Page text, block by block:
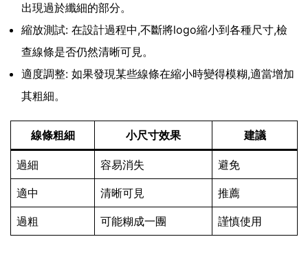
出現過於纖細的部分。
縮放測試: 在設計過程中,不斷將logo縮小到各種尺寸,檢
查線條是否仍然清晰可見。
適度調整: 如果發現某些線條在縮小時變得模糊,適當增加
其粗細。
線條粗細 小尺寸效果 建議
過細 容易消失 避免
適中 清晰可見 推薦
過粗 可能糊成一團 謹慎使用